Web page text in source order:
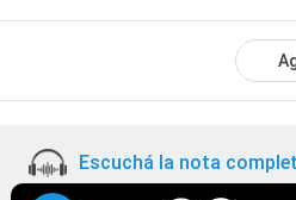
Escuchá la nota